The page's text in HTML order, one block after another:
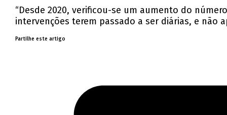
“Desde 2020, verificou-se um aumento do
intervenções terem passado a ser diárias, e não
Partilhe este artigo